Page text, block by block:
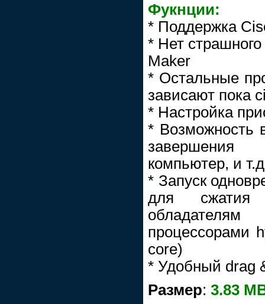
Фукнции:
* Поддержка
* Нет
Maker
* Остальные
зависают пока
* Настройка
* Возможность
завершения
компьютер, и
* Запуск
для сжатия
процессорами
core)
* Удобный drag
Размер: 3.83